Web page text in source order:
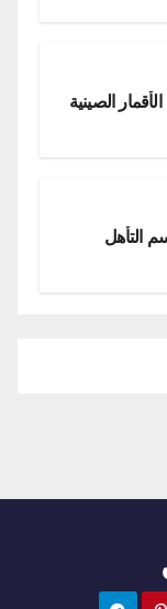
الصينية
التأهل